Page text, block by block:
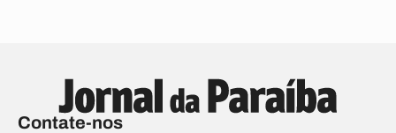
Contate-nos